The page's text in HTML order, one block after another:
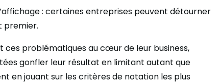
: certaines entreprises peuvent détourner
premier.
ces problématiques au cœur de leur business,
gonfler leur résultat en limitant autant que
en jouant sur les critères de notation les plus